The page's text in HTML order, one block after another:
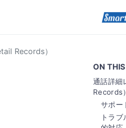
Records）
ON THIS
通話詳細
Records
サポー
トラ